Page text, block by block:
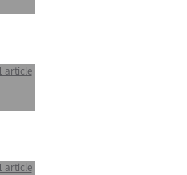
article
article